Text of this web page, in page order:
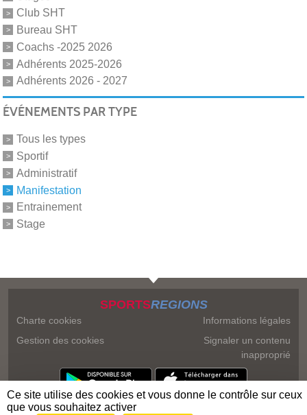
Club SHT
Bureau SHT
Coachs -2025 2026
Adhérents 2025-2026
Adhérents 2026 - 2027
ÉVÉNEMENTS PAR TYPE
Tous les types
Sportif
Administratif
Manifestation
Entrainement
Stage
SPORTSREGIONS
Charte cookies
Gestion des cookies
Informations légales
Signaler un contenu
inapproprié
Ce site utilise des cookies et vous donne le contrôle sur ceux
que vous souhaitez activer